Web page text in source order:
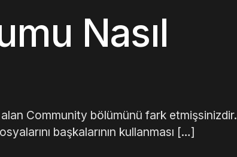
Nasıl
Community bölümünü fark etmişsinizdir.
başkalarının kullanması […]